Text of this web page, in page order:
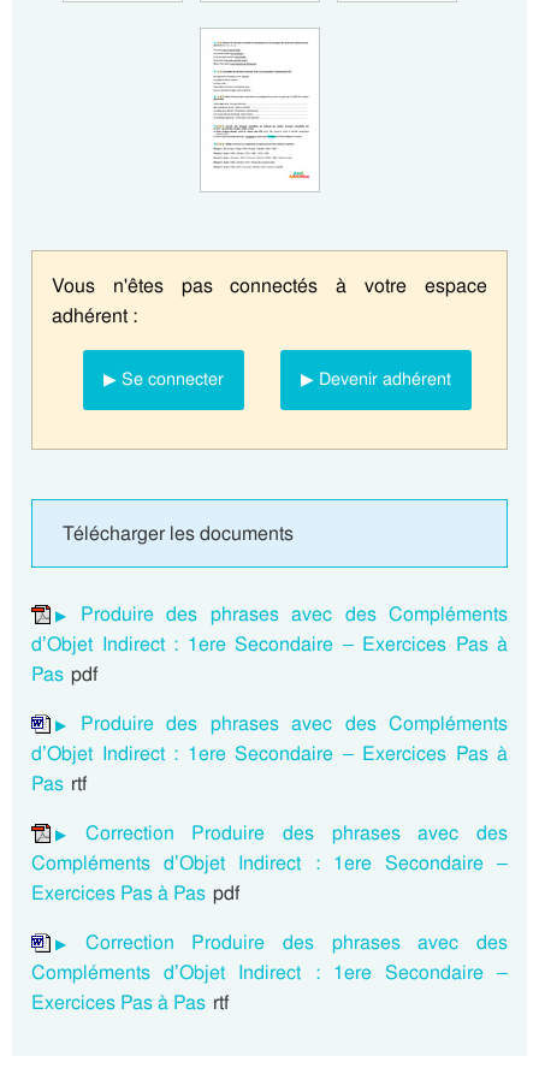
Vous n'êtes pas connectés à votre espace
adhérent :
▶ Se connecter ▶ Devenir adhérent
Télécharger les documents
Produire des phrases avec des Compléments
d’Objet Indirect : 1ere Secondaire – Exercices Pas à
Pas pdf
Produire des phrases avec des Compléments
d’Objet Indirect : 1ere Secondaire – Exercices Pas à
Pas rtf
Correction Produire des phrases avec des
Compléments d’Objet Indirect : 1ere Secondaire –
Exercices Pas à Pas pdf
Correction Produire des phrases avec des
Compléments d’Objet Indirect : 1ere Secondaire –
Exercices Pas à Pas rtf